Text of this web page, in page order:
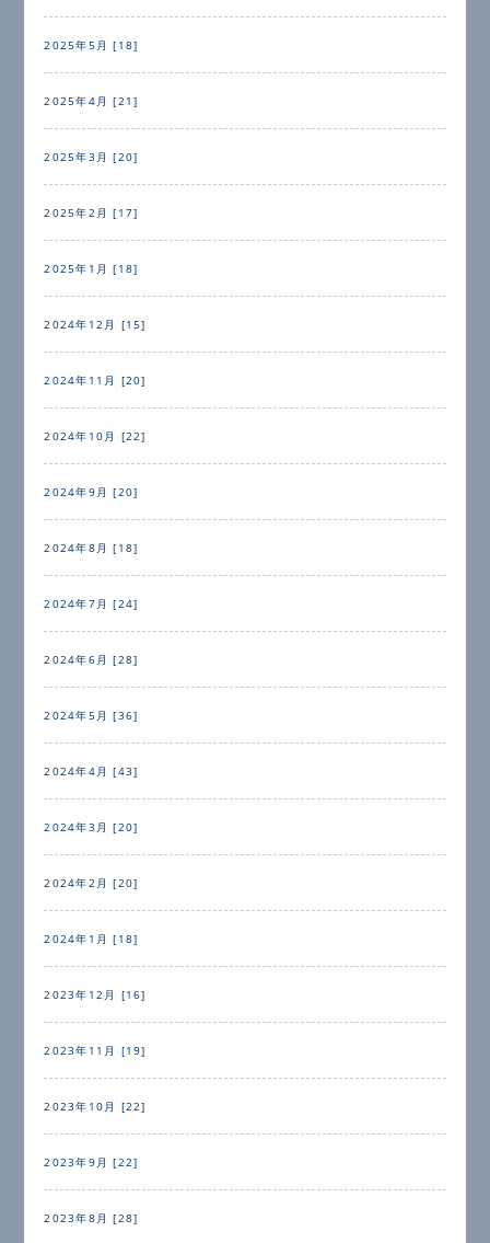
2025年5月 [18]
2025年4月 [21]
2025年3月 [20]
2025年2月 [17]
2025年1月 [18]
2024年12月 [15]
2024年11月 [20]
2024年10月 [22]
2024年9月 [20]
2024年8月 [18]
2024年7月 [24]
2024年6月 [28]
2024年5月 [36]
2024年4月 [43]
2024年3月 [20]
2024年2月 [20]
2024年1月 [18]
2023年12月 [16]
2023年11月 [19]
2023年10月 [22]
2023年9月 [22]
2023年8月 [28]